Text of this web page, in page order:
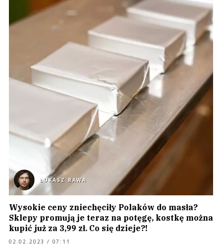
ŁUKASZ RAWA
Wysokie ceny zniechęciły Polaków do masła?
Sklepy promują je teraz na potęgę, kostkę można
kupić już za 3,99 zł. Co się dzieje?!
02.02.2023 / 07:11